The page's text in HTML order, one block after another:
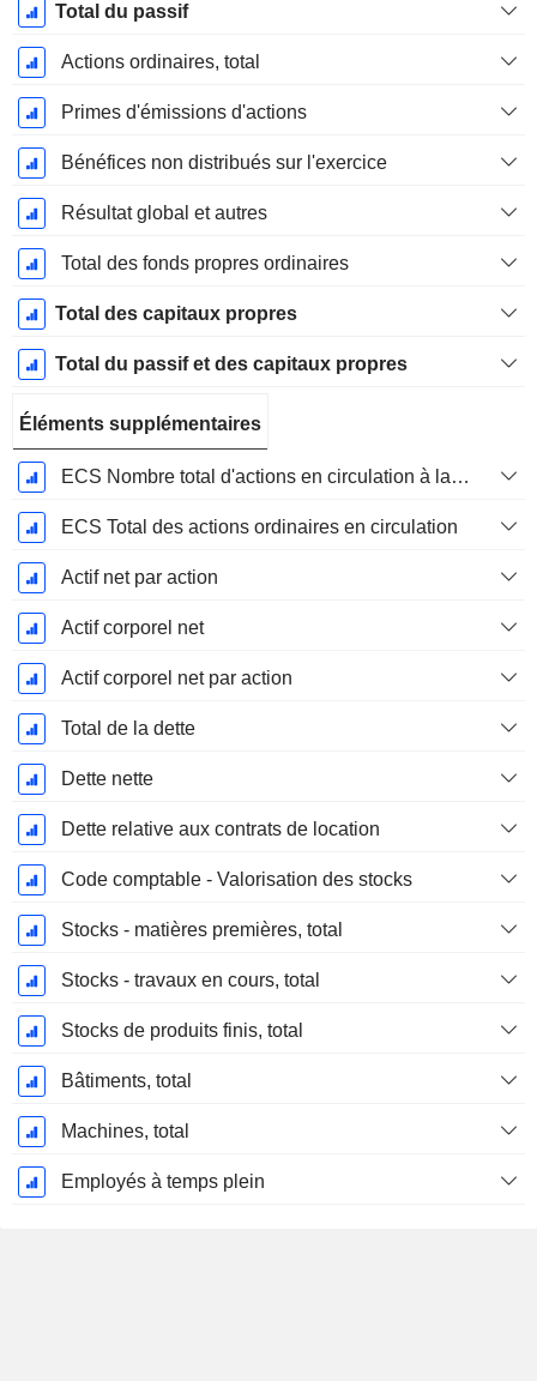
Total du passif
Actions ordinaires, total
Primes d'émissions d'actions
Bénéfices non distribués sur l'exercice
Résultat global et autres
Total des fonds propres ordinaires
Total des capitaux propres
Total du passif et des capitaux propres
Éléments supplémentaires
ECS Nombre total d'actions en circulation à la date de dépôt
ECS Total des actions ordinaires en circulation
Actif net par action
Actif corporel net
Actif corporel net par action
Total de la dette
Dette nette
Dette relative aux contrats de location
Code comptable - Valorisation des stocks
Stocks - matières premières, total
Stocks - travaux en cours, total
Stocks de produits finis, total
Bâtiments, total
Machines, total
Employés à temps plein